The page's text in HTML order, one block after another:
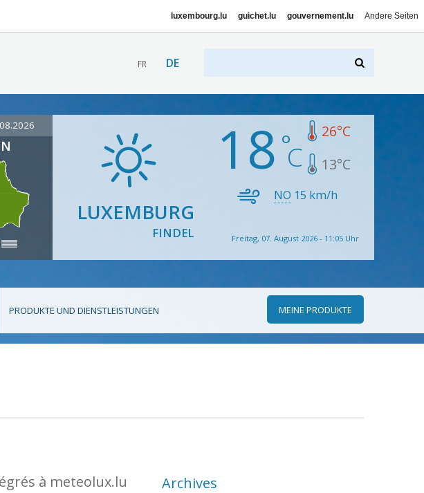
luxembourg.lu guichet.lu gouvernement.lu Andere Seiten
FR DE
LUXEMBURG
FINDEL
18 26°C
13°C
NO 15 km/h
Freitag, 07. August 2026 - 11:05 Uhr
PRODUKTE UND DIENSTLEISTUNGEN MEINE PRODUKTE
à meteolux.lu Archives